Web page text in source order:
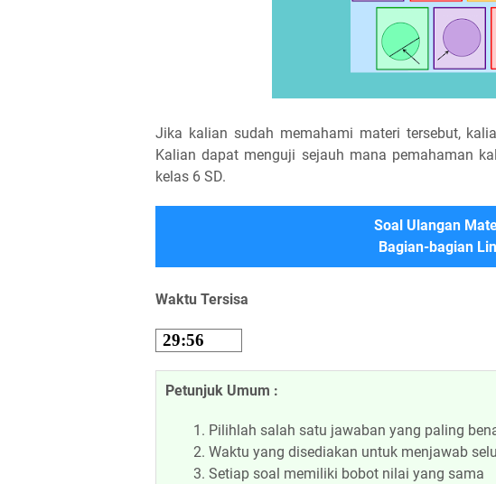
Jika kalian sudah memahami materi tersebut,
Kalian dapat menguji sejauh mana pemahaman
kelas 6 SD.
Soal Ulangan
Bagian-bagian
Waktu Tersisa
Petunjuk Umum :
Pilihlah salah satu jawaban yang paling
Waktu yang disediakan untuk menjawab
Setiap soal memiliki bobot nilai yang sama